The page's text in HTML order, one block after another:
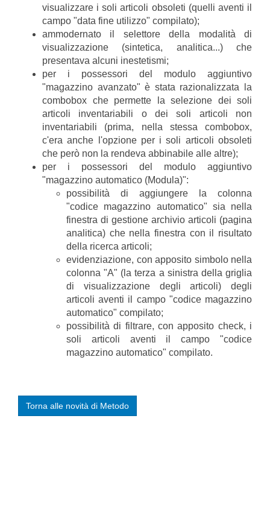
visualizzare i soli articoli obsoleti (quelli aventi il
campo "data fine utilizzo" compilato);
ammodernato il selettore della modalità di
visualizzazione (sintetica, analitica...) che
presentava alcuni inestetismi;
per i possessori del modulo aggiuntivo
"magazzino avanzato" è stata razionalizzata la
combobox che permette la selezione dei soli
articoli inventariabili o dei soli articoli non
inventariabili (prima, nella stessa combobox,
c'era anche l'opzione per i soli articoli obsoleti
che però non la rendeva abbinabile alle altre);
per i possessori del modulo aggiuntivo
"magazzino automatico (Modula)":
possibilità di aggiungere la colonna
"codice magazzino automatico" sia nella
finestra di gestione archivio articoli (pagina
analitica) che nella finestra con il risultato
della ricerca articoli;
evidenziazione, con apposito simbolo nella
colonna "A" (la terza a sinistra della griglia
di visualizzazione degli articoli) degli
articoli aventi il campo "codice magazzino
automatico" compilato;
possibilità di filtrare, con apposito check, i
soli articoli aventi il campo "codice
magazzino automatico" compilato.
Torna alle novità di Metodo